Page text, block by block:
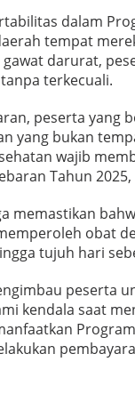
dalam
tempat
darurat,
terkecuali.
peserta yang
yang bukan
wajib
Tahun
memastikan
obat
tujuh hari
peserta
kendala saat